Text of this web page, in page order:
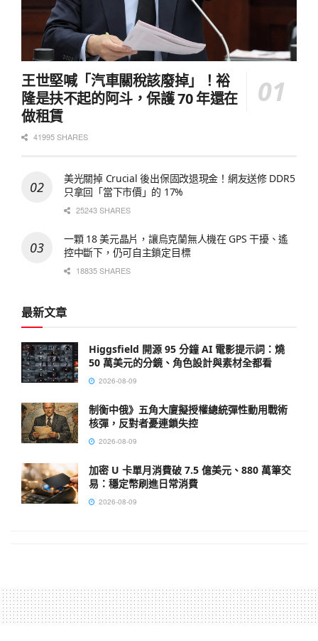
王世堅喊「汽車關稅該廢掉」！裕
隆是扶不起的阿斗，保護 70 年還在
做租賃
41995 SHARES
美光關掉 Crucial 後出保固改退現金！網友送修 DDR5
只拿回「當下市價」的 17%
25243 SHARES
一顆 18 美元晶片，讓烏克蘭無人機在 GPS 干擾、遙
控中斷下，仍可自主鎖定目標
18835 SHARES
最新文章
Higgsfield 開源 95 分鐘 AI 電影提示詞：燒
50 萬美元的分鏡、角色設計與素材全都看
2026-08-09
制衡中俄》五角大廈擬授權總統彈性動用戰術
核彈，反對者憂連鎖失控
2026-08-09
加密 U 卡單月消費破 7.5 億美元、880 萬筆交
易：穩定幣刷進日常消費
2026-08-09